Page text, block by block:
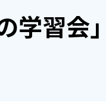
学習会